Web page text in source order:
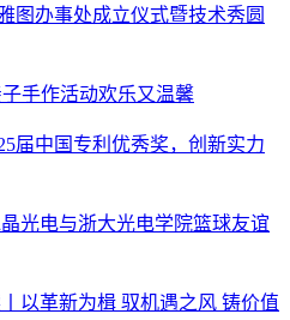
图办事处成立仪式暨技术秀圆
手作活动欢乐又温馨
届中国专利优秀奖，创新实力
光电与浙大光电学院篮球友谊
以革新为楫 驭机遇之风 铸价值